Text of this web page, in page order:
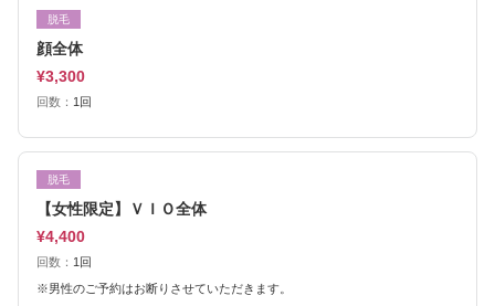
脱毛
顔全体
¥3,300
回数： 1回
脱毛
【女性限定】ＶＩＯ全体
¥4,400
回数： 1回
※男性のご予約はお断りさせていただきます。